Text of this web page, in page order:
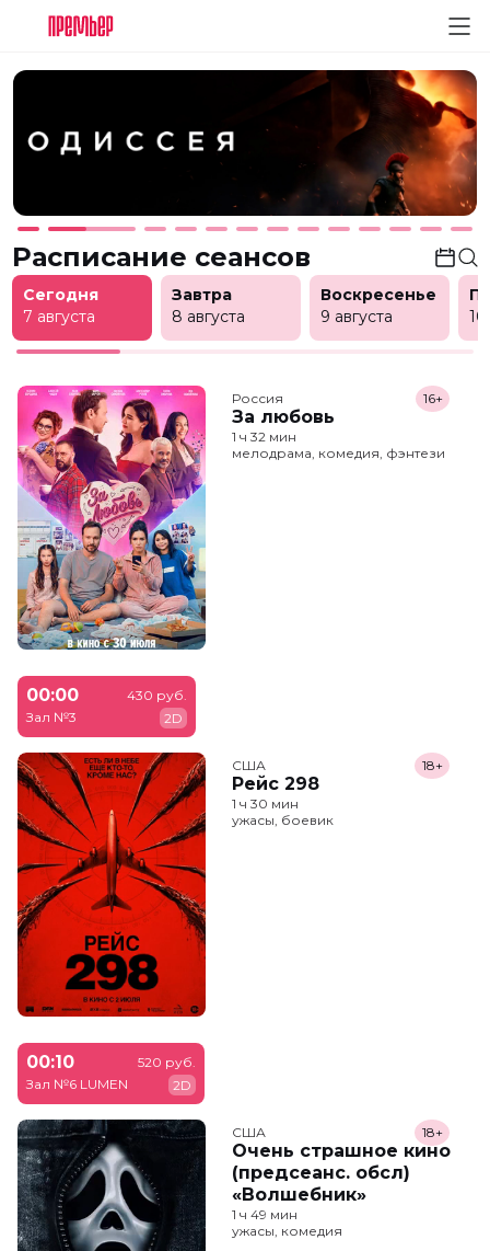
Расписание сеансов
Сегодня
7 августа
Завтра
8 августа
Воскресенье
9 августа
10
Россия
За любовь
16+
1 ч 32 мин
мелодрама, комедия, фэнтези
00:00
Зал №3
430 руб.
2D
США
Рейс 298
18+
1 ч 30 мин
ужасы, боевик
00:10
Зал №6 LUMEN
520 руб.
2D
США
Очень страшное кино
(предсеанс. обсл)
«Волшебник»
18+
1 ч 49 мин
ужасы, комедия